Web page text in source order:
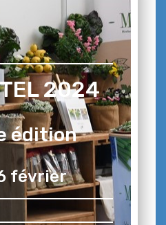
2024
édition
février